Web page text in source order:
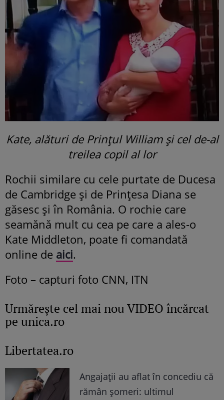
Kate, alături de Prințul William și cel de-al
treilea copil al lor
Rochii similare cu cele purtate de Ducesa
de Cambridge și de Prințesa Diana se
găsesc și în România. O rochie care
seamănă mult cu cea pe care a ales-o
Kate Middleton, poate fi comandată
online de aici.
Foto – capturi foto CNN, ITN
Urmăreşte cel mai nou VIDEO încărcat
pe unica.ro
Libertatea.ro
Angajații au aflat în concediu că
rămân șomeri: ultimul